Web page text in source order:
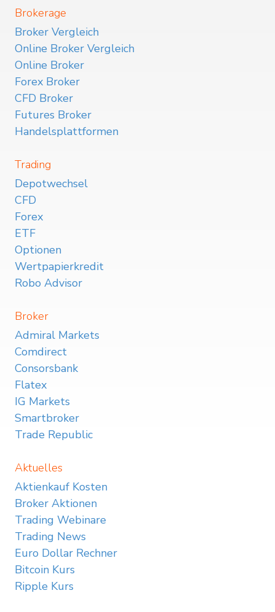
Brokerage
Broker Vergleich
Online Broker Vergleich
Online Broker
Forex Broker
CFD Broker
Futures Broker
Handelsplattformen
Trading
Depotwechsel
CFD
Forex
ETF
Optionen
Wertpapierkredit
Robo Advisor
Broker
Admiral Markets
Comdirect
Consorsbank
Flatex
IG Markets
Smartbroker
Trade Republic
Aktuelles
Aktienkauf Kosten
Broker Aktionen
Trading Webinare
Trading News
Euro Dollar Rechner
Bitcoin Kurs
Ripple Kurs